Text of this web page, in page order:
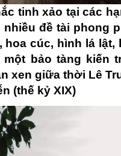
tinh xảo tại các
đề tài phong
hoa cúc, hình lá lật,
bảo tàng kiến
xen giữa thời Lê
(thế kỷ XIX)